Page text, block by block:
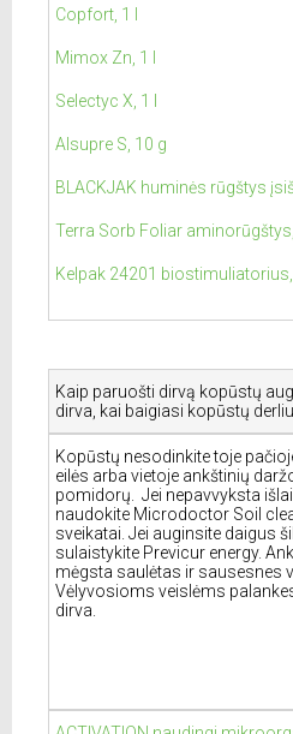
Copfort, 1 l
Mimox Zn, 1 l
Selectyc X, 1 l
Alsupre S, 10 g
BLACKJAK huminės rūgštys
Terra Sorb Foliar
Kelpak 24201 biostimuliatorius,
Kaip paruošti dirvą kopūstų
dirva, kai baigiasi kopūstų
Kopūstų nesodinkite toje
eilės arba vietoje ankštinių
pomidorų. Jei nepavvyksta
naudokite Microdoctor Soil
sveikatai. Jei auginsite daigus
sulaistykite Previcur energy.
mėgsta saulėtas ir sausesnes
Vėlyvosioms veislėms
dirva.